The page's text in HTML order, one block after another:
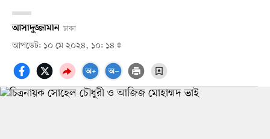
আসাদুজ্জামান ঢাকা
আপডেট: ১০ মে ২০২৪, ১০: ১৪